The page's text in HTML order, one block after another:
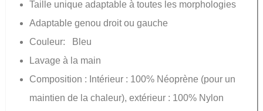
Taille unique adaptable à toutes les morphologies
Adaptable genou droit ou gauche
Couleur: Bleu
Lavage à la main
Composition : Intérieur : 100% Néoprène (pour un
maintien de la chaleur), extérieur : 100% Nylon